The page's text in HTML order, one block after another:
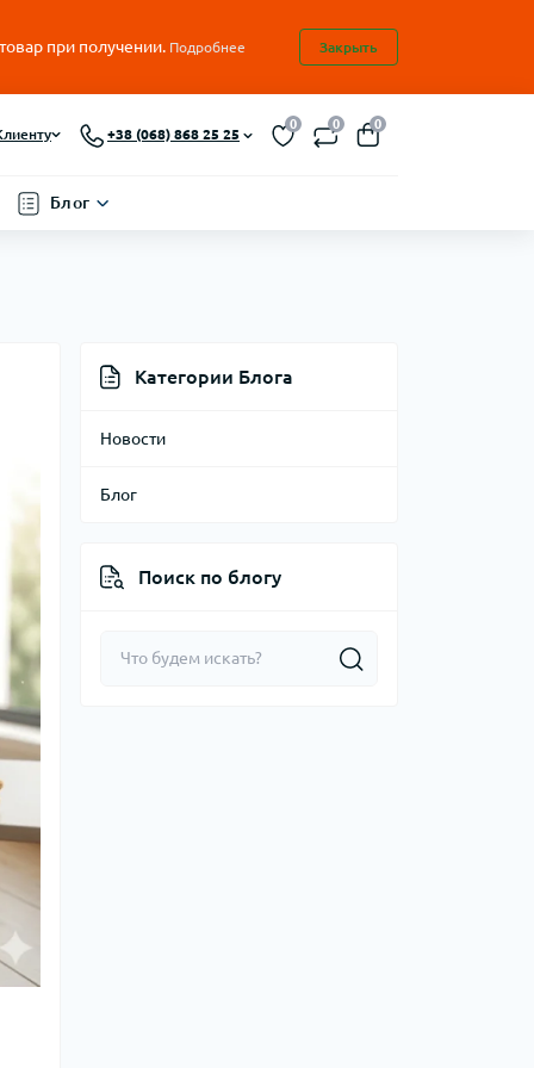
при получении. Подробнее Закрыть
+38 (068) 868 25 25
0 0 0
Блог
Категории Блога
Новости
Блог
Поиск по блогу